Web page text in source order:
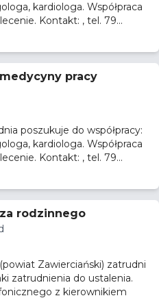
w oparciu o JDG lub umowę zlecenie. Kontakt: , tel. 79...
pracy
poszukuje do współpracy:
w oparciu o JDG lub umowę zlecenie. Kontakt: , tel. 79...
rodzinnego
Zawierciański) zatrudni
zatrudnienia do ustalenia.
z kierownikiem